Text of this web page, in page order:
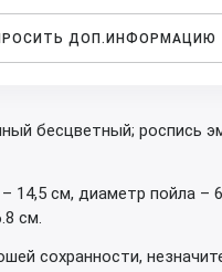
ДОП.ИНФОРМАЦИЮ
бесцветный; роспись
14,5 см, диаметр пойла –
см.
сохранности,